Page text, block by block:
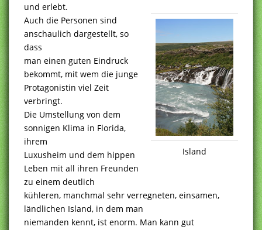
und erlebt.
Island
Auch die Personen sind
anschaulich dargestellt, so
dass
man einen guten Eindruck
bekommt, mit wem die junge
Protagonistin viel Zeit
verbringt.
Die Umstellung von dem
sonnigen Klima in Florida,
ihrem
Luxusheim und dem hippen
Leben mit all ihren Freunden
zu einem deutlich
kühleren, manchmal sehr verregneten, einsamen,
ländlichen Island, in dem man
niemanden kennt, ist enorm. Man kann gut